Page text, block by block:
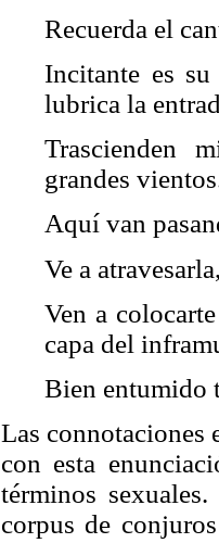
Recuerda el
Incitante es
lubrica la
Trascienden
grandes
Aquí van
Ve a
Ven a
capa del
Bien entumido
Las connotaciones
con esta
términos
corpus de